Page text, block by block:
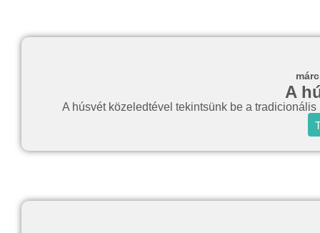
A
A húsvét közeledtével tekintsünk be a